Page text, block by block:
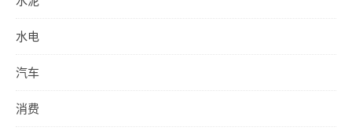
水电
汽车
消费